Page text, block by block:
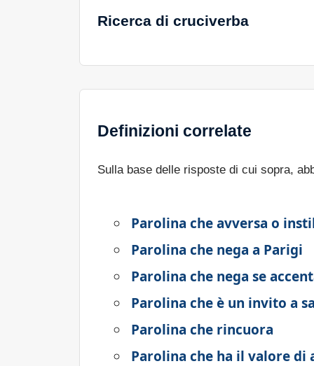
Ricerca di cruciverba
Definizioni correlate
Sulla base delle risposte di cui sopra,
Parolina che avversa o
Parolina che nega a Parigi
Parolina che nega se
Parolina che è un invito a
Parolina che rincuora
Parolina che ha il valore di